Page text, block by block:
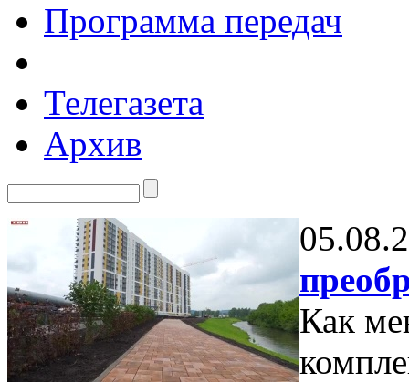
Программа передач
Телегазета
Архив
Как